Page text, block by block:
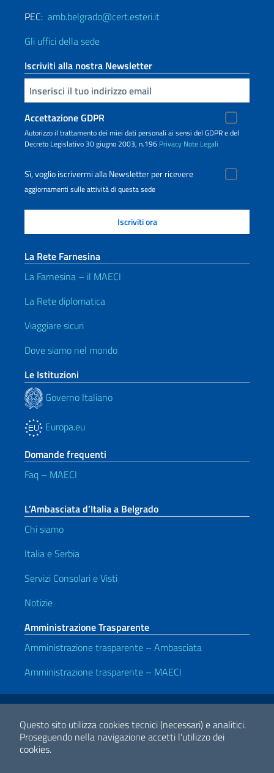
Questo sito utilizza cookies tecnici (necessari) e analitici.
Proseguendo nella navigazione accetti l'utilizzo dei
cookies.
PEC: amb.belgrado@cert.esteri.it
Gli uffici della sede
Iscriviti alla nostra Newsletter
Inserisci la tua email
Accettazione GDPR
Autorizzo il trattamento dei miei dati personali ai sensi del GDPR e del
Decreto Legislativo 30 giugno 2003, n.196 Privacy Note Legali
Sì, voglio iscrivermi alla Newsletter per ricevere
aggiornamenti sulle attività di questa sede
La Rete Farnesina
La Farnesina – il MAECI
La Rete diplomatica
Viaggiare sicuri
Dove siamo nel mondo
Le Istituzioni
Governo Italiano
Europa.eu
Domande frequenti
Faq – MAECI
L’Ambasciata d’Italia a Belgrado
Chi siamo
Italia e Serbia
Servizi Consolari e Visti
Notizie
Amministrazione Trasparente
Amministrazione trasparente – Ambasciata
Amministrazione trasparente – MAECI
Link Utili